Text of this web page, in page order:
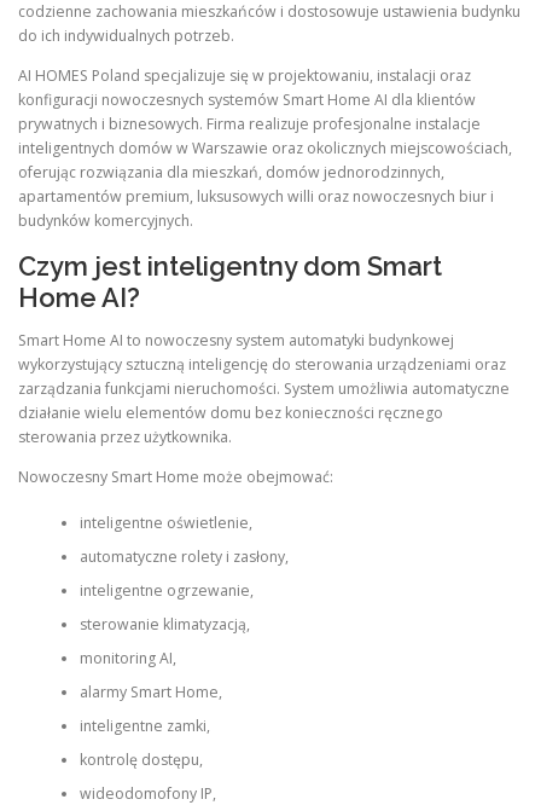
codzienne zachowania mieszkańców i dostosowuje ustawienia budynku
do ich indywidualnych potrzeb.
AI HOMES Poland specjalizuje się w projektowaniu, instalacji oraz
konfiguracji nowoczesnych systemów Smart Home AI dla klientów
prywatnych i biznesowych. Firma realizuje profesjonalne instalacje
inteligentnych domów w Warszawie oraz okolicznych miejscowościach,
oferując rozwiązania dla mieszkań, domów jednorodzinnych,
apartamentów premium, luksusowych willi oraz nowoczesnych biur i
budynków komercyjnych.
Czym jest inteligentny dom Smart
Home AI?
Smart Home AI to nowoczesny system automatyki budynkowej
wykorzystujący sztuczną inteligencję do sterowania urządzeniami oraz
zarządzania funkcjami nieruchomości. System umożliwia automatyczne
działanie wielu elementów domu bez konieczności ręcznego
sterowania przez użytkownika.
Nowoczesny Smart Home może obejmować:
inteligentne oświetlenie,
automatyczne rolety i zasłony,
inteligentne ogrzewanie,
sterowanie klimatyzacją,
monitoring AI,
alarmy Smart Home,
inteligentne zamki,
kontrolę dostępu,
wideodomofony IP,